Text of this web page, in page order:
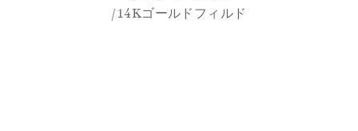
/14Kゴールドフィルド